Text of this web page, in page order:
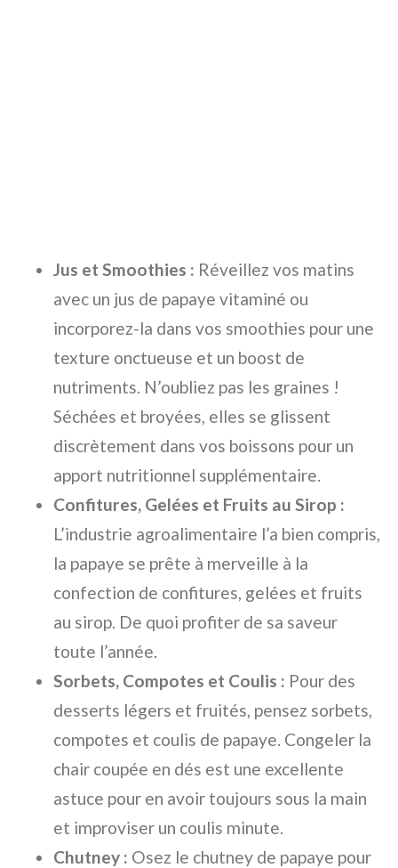
Jus et Smoothies : Réveillez vos matins
avec un jus de papaye vitaminé ou
incorporez-la dans vos smoothies pour une
texture onctueuse et un boost de
nutriments. N’oubliez pas les graines !
Séchées et broyées, elles se glissent
discrètement dans vos boissons pour un
apport nutritionnel supplémentaire.
Confitures, Gelées et Fruits au Sirop :
L’industrie agroalimentaire l’a bien compris,
la papaye se prête à merveille à la
confection de confitures, gelées et fruits
au sirop. De quoi profiter de sa saveur
toute l’année.
Sorbets, Compotes et Coulis : Pour des
desserts légers et fruités, pensez sorbets,
compotes et coulis de papaye. Congeler la
chair coupée en dés est une excellente
astuce pour en avoir toujours sous la main
et improviser un coulis minute.
Chutney : Osez le chutney de papaye pour